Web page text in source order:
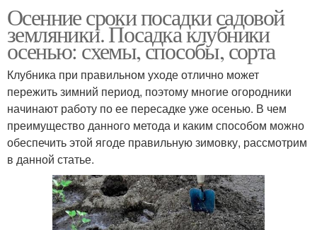
Осенние сроки посадки садовой
земляники. Посадка клубники
осенью: схемы, способы, сорта
Клубника при правильном уходе отлично может
пережить зимний период, поэтому многие огородники
начинают работу по ее пересадке уже осенью. В чем
преимущество данного метода и каким способом можно
обеспечить этой ягоде правильную зимовку, рассмотрим
в данной статье.